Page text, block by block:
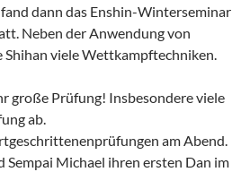
dann das Enshin-Winterseminar
Neben der Anwendung von
viele Wettkampftechniken.
große Prüfung! Insbesondere viele
ab.
am Abend.
Sempai Michael ihren ersten Dan im